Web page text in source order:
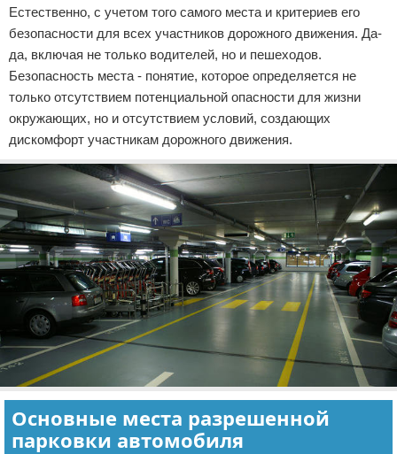
Естественно, с учетом того самого места и критериев его
безопасности для всех участников дорожного движения. Да-
да, включая не только водителей, но и пешеходов.
Безопасность места - понятие, которое определяется не
только отсутствием потенциальной опасности для жизни
окружающих, но и отсутствием условий, создающих
дискомфорт участникам дорожного движения.
Основные места разрешенной
парковки автомобиля